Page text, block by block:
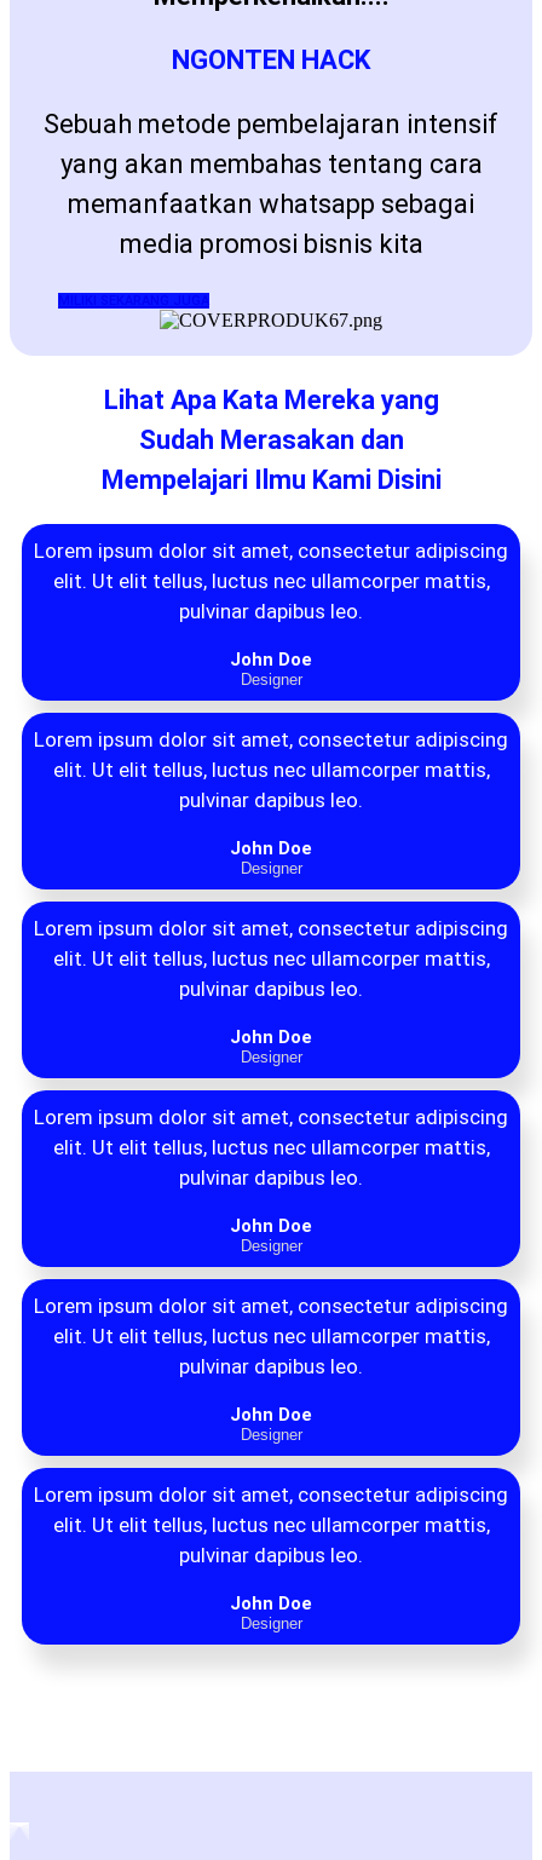
NGONTEN HACK
Sebuah metode pembelajaran intensif
yang akan membahas tentang cara
memanfaatkan whatsapp sebagai
media promosi bisnis kita
Lihat Apa Kata Mereka yang
Sudah Merasakan dan
Mempelajari Ilmu Kami Disini
Lorem ipsum dolor sit amet, consectetur adipiscing
elit. Ut elit tellus, luctus nec ullamcorper mattis,
pulvinar dapibus leo.
John Doe
Designer
Lorem ipsum dolor sit amet, consectetur adipiscing
elit. Ut elit tellus, luctus nec ullamcorper mattis,
pulvinar dapibus leo.
John Doe
Designer
Lorem ipsum dolor sit amet, consectetur adipiscing
elit. Ut elit tellus, luctus nec ullamcorper mattis,
pulvinar dapibus leo.
John Doe
Designer
Lorem ipsum dolor sit amet, consectetur adipiscing
elit. Ut elit tellus, luctus nec ullamcorper mattis,
pulvinar dapibus leo.
John Doe
Designer
Lorem ipsum dolor sit amet, consectetur adipiscing
elit. Ut elit tellus, luctus nec ullamcorper mattis,
pulvinar dapibus leo.
John Doe
Designer
Lorem ipsum dolor sit amet, consectetur adipiscing
elit. Ut elit tellus, luctus nec ullamcorper mattis,
pulvinar dapibus leo.
John Doe
Designer